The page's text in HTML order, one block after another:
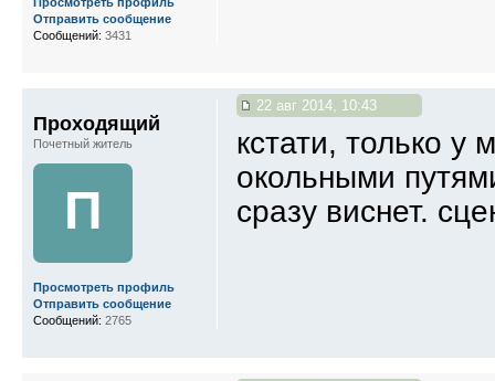
Отправить сообщение
Сообщений: 3431
22 авг 2014, 10:43
кстати, только
окольными
сразу виснет.
Проходящий
Почетный житель
П
Просмотреть профиль
Отправить сообщение
Сообщений: 2765